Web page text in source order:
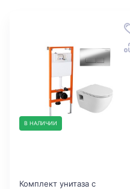
В НАЛИЧИИ
Комплект унитаза с